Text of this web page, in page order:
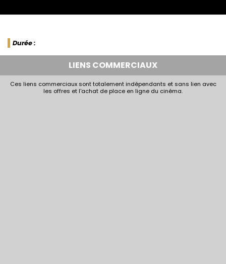
Durée :
LIENS COMMERCIAUX
Ces liens commerciaux sont totalement indépendants et sans lien avec
les offres et l'achat de place en ligne du cinéma.